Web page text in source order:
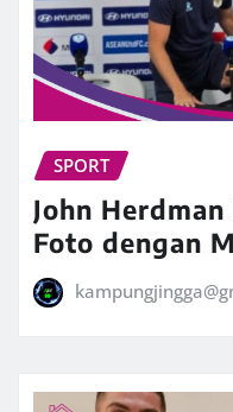
SPORT
John
Foto dengan